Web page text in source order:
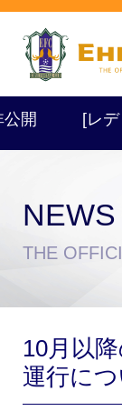
試合日程
チケ
[レディ
THE
10月以
運行につ